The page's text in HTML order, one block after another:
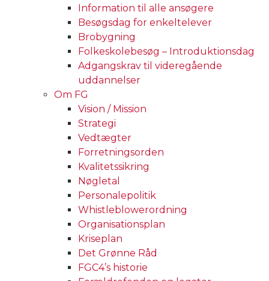
Information til alle ansøgere
Besøgsdag for enkeltelever
Brobygning
Folkeskolebesøg – Introduktionsdag
Adgangskrav til videregående
uddannelser
Om FG
Vision / Mission
Strategi
Vedtægter
Forretningsorden
Kvalitetssikring
Nøgletal
Personalepolitik
Whistleblowerordning
Organisationsplan
Kriseplan
Det Grønne Råd
FGC4’s historie